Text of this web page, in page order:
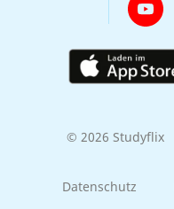
© 2026 Studyflix
Datenschutz